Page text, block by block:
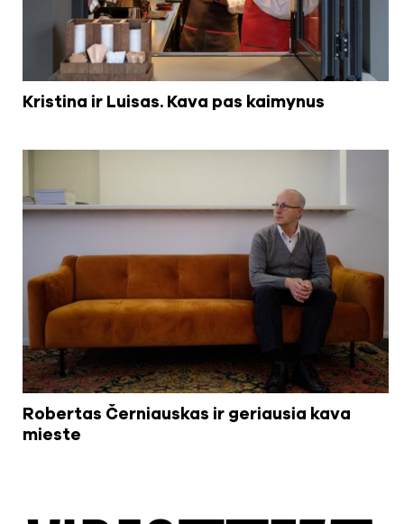
Kristina ir Luisas. Kava pas kaimynus
Robertas Černiauskas ir geriausia kava
mieste